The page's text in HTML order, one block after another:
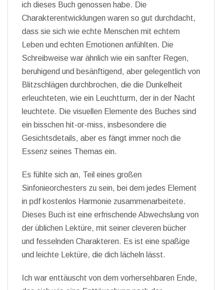
ich dieses Buch genossen habe. Die
Charakterentwicklungen waren so gut durchdacht,
dass sie sich wie echte Menschen mit echtem
Leben und echten Emotionen anfühlten. Die
Schreibweise war ähnlich wie ein sanfter Regen,
beruhigend und besänftigend, aber gelegentlich von
Blitzschlägen durchbrochen, die die Dunkelheit
erleuchteten, wie ein Leuchtturm, der in der Nacht
leuchtete. Die visuellen Elemente des Buches sind
ein bisschen hit-or-miss, insbesondere die
Gesichtsdetails, aber es fängt immer noch die
Essenz seines Themas ein.
Es fühlte sich an, Teil eines großen
Sinfonieorchesters zu sein, bei dem jedes Element
in pdf kostenlos Harmonie zusammenarbeitete.
Dieses Buch ist eine erfrischende Abwechslung von
der üblichen Lektüre, mit seiner cleveren bücher
und fesselnden Charakteren. Es ist eine spaßige
und leichte Lektüre, die dich lächeln lässt.
Ich war enttäuscht von dem vorhersehbaren Ende,